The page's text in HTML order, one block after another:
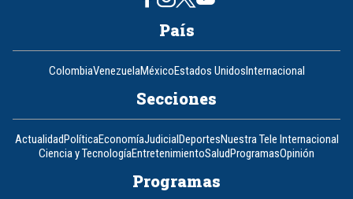
País
ColombiaVenezuelaMéxicoEstados UnidosInternacional
Secciones
ActualidadPolíticaEconomíaJudicialDeportesNuestra Tele Internacional
Ciencia y TecnologíaEntretenimientoSaludProgramasOpinión
Programas